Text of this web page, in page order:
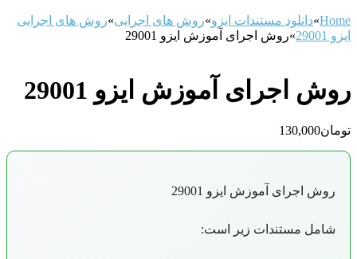
Home
»دانلود مستندات ایزو»روش های اجرایی»روش های اجرایی
ایزو 29001
»روش اجرای آموزش ایزو 29001
روش اجرای آموزش ایزو 29001
تومان130,000
روش اجرای آموزش ایزو 29001
شامل مستندات زیر است: